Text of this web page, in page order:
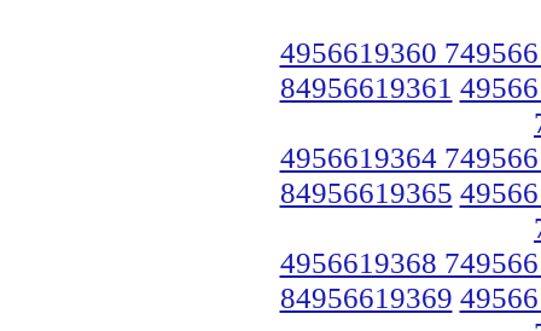
4956619360
84956619361
4956619364
84956619365
4956619368
84956619369